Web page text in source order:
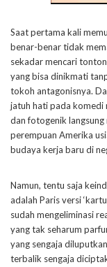
Saat pertama kali
benar-benar tidak
sekadar mencari
yang bisa dinikmati
tokoh antagonisnya.
jatuh hati pada komedi
dan fotogenik
perempuan Amerika
budaya kerja baru di
Namun, tentu saja
adalah Paris versi
sudah mengeliminasi
yang tak seharum
yang sengaja
terbalik sengaja